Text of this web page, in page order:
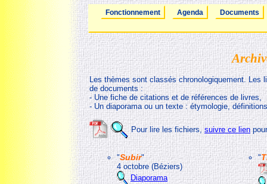
Fonctionnement Agenda Documents
Les thèmes sont classés chronologiquement.
de documents :
- Une fiche de citations et de références de livres,
- Un diaporama ou un texte : étymologie,
Pour lire les fichiers,suivre ce lien
"Subir"
4 octobre (Béziers)
Diaporama
"